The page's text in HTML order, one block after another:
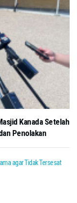
Kanada Setelah
Penolakan